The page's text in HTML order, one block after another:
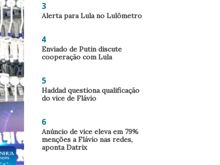
3
Alerta para Lula no Lulômetro
4
Enviado de Putin discute
cooperação com Lula
5
Haddad questiona qualificação
do vice de Flávio
6
Anúncio de vice eleva em 79%
menções a Flávio nas redes,
aponta Datrix